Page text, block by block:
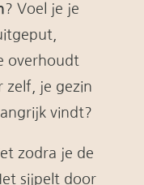
? Voel je je
overhoudt
zelf, je gezin
vindt?
zodra je de
sijpelt door